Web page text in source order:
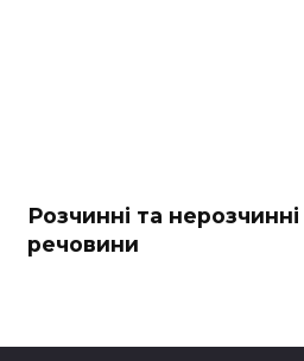
Розчинні та нерозчинні
речовини